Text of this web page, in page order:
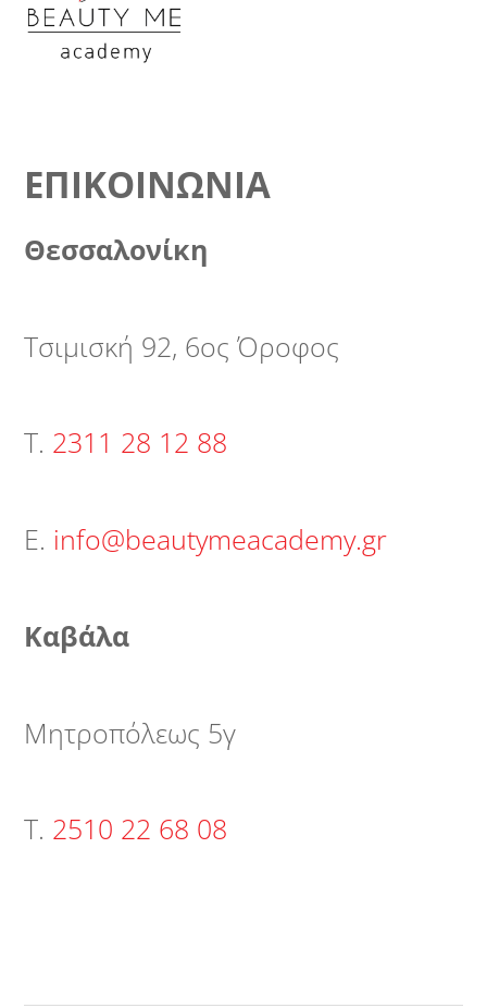
ΕΠΙΚΟΙΝΩΝΊΑ
Θεσσαλονίκη
Τσιμισκή 92, 6ος Όροφος
Τ. 2311 28 12 88
Ε. info@beautymeacademy.gr
Καβάλα
Μητροπόλεως 5γ
Τ. 2510 22 68 08